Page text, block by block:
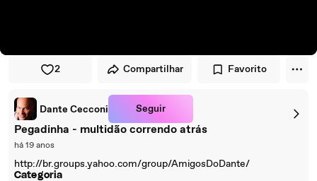
2 Compartilhar Favorito
Dante Cecconi Seguir
Pegadinha - multidão correndo atrás
há 19 anos
http://br.groups.yahoo.com/group/AmigosDoDante/
Categoria